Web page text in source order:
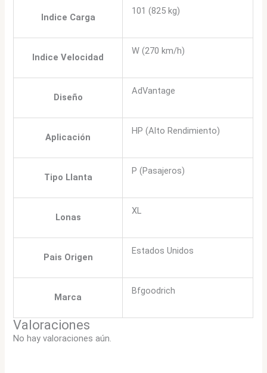
Indice Carga
101 (825 kg)
Indice Velocidad
W (270 km/h)
Diseño
AdVantage
Aplicación
HP (Alto Rendimiento)
Tipo Llanta
P (Pasajeros)
Lonas
XL
Pais Origen
Estados Unidos
Marca
Bfgoodrich
Valoraciones
No hay valoraciones aún.